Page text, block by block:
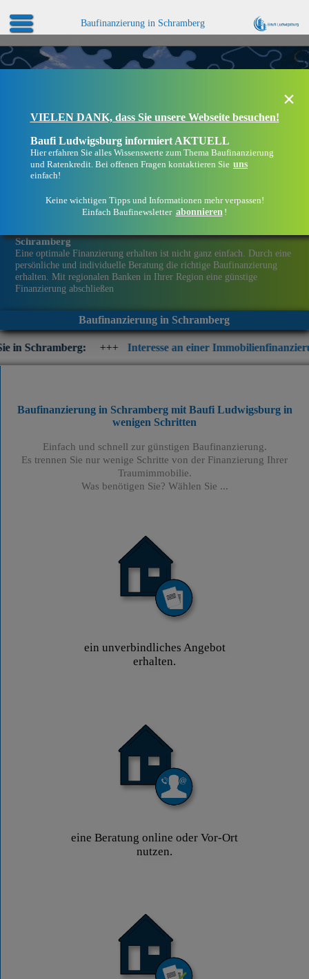
Baufinanzierung in Schramberg
Schramberg
Eine optimale Finanzierung erhalten ist nicht ganz einfach. Durch eine
persönliche und individuelle Beratung die richtige Baufinanzierung
erhalten. Mit regionalen Banken in Ihrer Region eine günstige
Finanzierung abschließen
Baufinanzierung in Schramberg
+++ Interesse an einer Immobilienfinanzierung? Prüfen
×
VIELEN DANK, dass Sie unsere Webseite besuchen!
Baufi Ludwigsburg informiert AKTUELL
Hier erfahren Sie alles Wissenswerte zum Thema Baufinanzierung
und Ratenkredit. Bei offenen Fragen kontaktieren Sie uns
einfach!
Keine wichtigen Tipps und Informationen mehr verpassen!
Einfach Baufinewsletter abonnieren !
Baufinanzierung in Schramberg mit Baufi Ludwigsburgin
wenigen Schritten
Einfach und schnell zur günstigen Baufinanzierung.
Es trennen Sie nur wenige Schritte von der Finanzierung Ihrer
Traumimmobilie.
Was benötigen Sie? Wählen Sie ...
ein unverbindliches Angebot
erhalten.
eine Beratung online oder Vor-Ort
nutzen.